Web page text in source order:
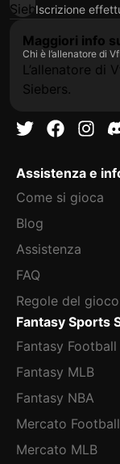
Iscrizione
Maggiori info
Chi è l’allenatore di
L’allenatore di
Siebers.
Assistenza e
Come si gioca
Blog
Assistenza
FAQ
Regole del gioco
Fantasy Sports
Fantasy Football
Fantasy MLB
Fantasy NBA
Mercato Football
Mercato MLB